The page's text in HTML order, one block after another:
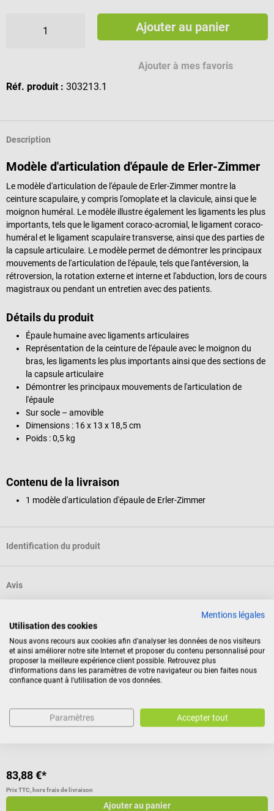
Ajouter au panier
Ajouter à mes favoris
Réf. produit : 303213.1
Description
Modèle d'articulation d'épaule de Erler-Zimmer
Le modèle d'articulation de l'épaule de Erler-Zimmer montre la
ceinture scapulaire, y compris l'omoplate et la clavicule, ainsi que le
moignon huméral. Le modèle illustre également les ligaments les plus
importants, tels que le ligament coraco-acromial, le ligament coraco-
huméral et le ligament scapulaire transverse, ainsi que des parties de
la capsule articulaire. Le modèle permet de démontrer les principaux
mouvements de l'articulation de l'épaule, tels que l'antéversion, la
rétroversion, la rotation externe et interne et l'abduction, lors de cours
magistraux ou pendant un entretien avec des patients.
Détails du produit
Épaule humaine avec ligaments articulaires
Représentation de la ceinture de l'épaule avec le moignon du
bras, les ligaments les plus importants ainsi que des sections de
la capsule articulaire
Démontrer les principaux mouvements de l'articulation de
l'épaule
Sur socle – amovible
Dimensions : 16 x 13 x 18,5 cm
Poids : 0,5 kg
Contenu de la livraison
1 modèle d'articulation d'épaule de Erler-Zimmer
Identification du produit
Avis
Nos clients ont également acheté
Erler-Zimmer
Modèle d'articulation du genou
Avec ligaments mobiles et trépied amovible
83,88 €*
Prix TTC, hors frais de livraison
Ajouter au panier
Mentions légales
Utilisation des cookies
Nous avons recours aux cookies afin d'analyser les données de nos visiteurs
et ainsi améliorer notre site Internet et proposer du contenu personnalisé pour
proposer la meilleure expérience client possible. Retrouvez plus
d'informations dans les paramètres de votre navigateur ou bien faites nous
confiance quant à l'utilisation de vos données.
Paramètres Accepter tout